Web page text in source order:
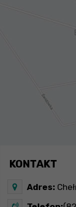
KONTAKT
Adres: